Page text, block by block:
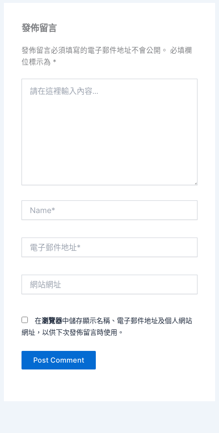
發佈留言
發佈留言必須填寫的電子郵件地址不會公開。 必填欄
位標示為 *
在瀏覽器中儲存顯示名稱、電子郵件地址及個人網站
網址，以供下次發佈留言時使用。